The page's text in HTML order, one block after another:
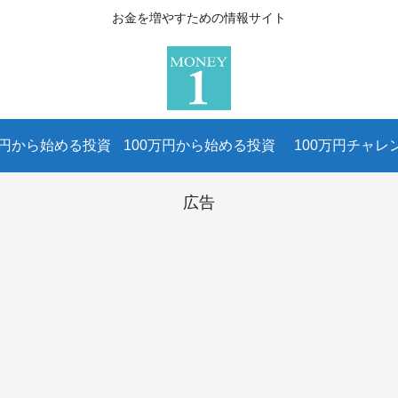
お金を増やすための情報サイト
から始める投資 100万円から始める投資 100万円チャレ
広告